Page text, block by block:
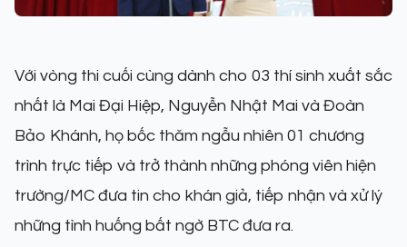
Với vòng thi cuối cùng dành cho 03 thí sinh xuất sắc
nhất là Mai Đại Hiệp, Nguyễn Nhật Mai và Đoàn
Bảo Khánh, họ bốc thăm ngẫu nhiên 01 chương
trình trực tiếp và trở thành những phóng viên hiện
trường/MC đưa tin cho khán giả, tiếp nhận và xử lý
những tình huống bất ngờ BTC đưa ra.